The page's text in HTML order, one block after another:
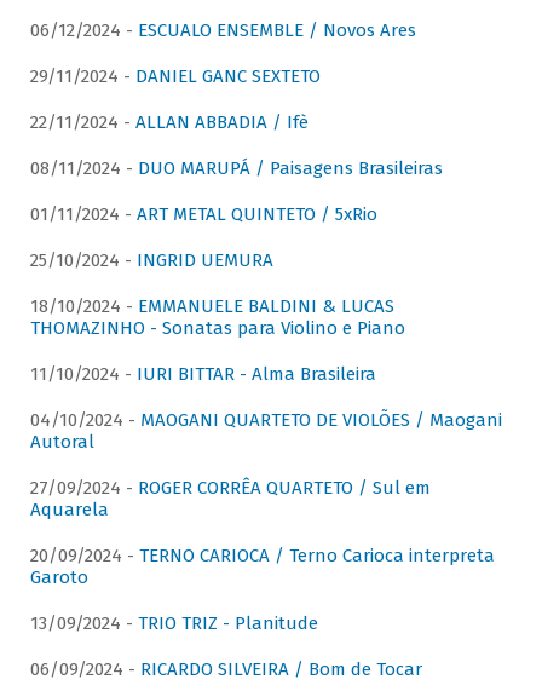
06/12/2024 - ESCUALO ENSEMBLE / Novos Ares
29/11/2024 - DANIEL GANC SEXTETO
22/11/2024 - ALLAN ABBADIA / Ifè
08/11/2024 - DUO MARUPÁ / Paisagens Brasileiras
01/11/2024 - ART METAL QUINTETO / 5xRio
25/10/2024 - INGRID UEMURA
18/10/2024 - EMMANUELE BALDINI & LUCAS
THOMAZINHO - Sonatas para Violino e Piano
11/10/2024 - IURI BITTAR - Alma Brasileira
04/10/2024 - MAOGANI QUARTETO DE VIOLÕES / Maogani
Autoral
27/09/2024 - ROGER CORRÊA QUARTETO / Sul em
Aquarela
20/09/2024 - TERNO CARIOCA / Terno Carioca interpreta
Garoto
13/09/2024 - TRIO TRIZ - Planitude
06/09/2024 - RICARDO SILVEIRA / Bom de Tocar